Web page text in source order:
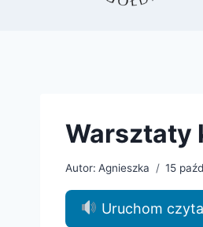
Warsztaty
Autor: Agnieszka 15
Uruchom